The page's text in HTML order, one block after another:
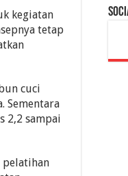
kegiatan
tetap
cuci
Sementara
2,2 sampai
pelatihan